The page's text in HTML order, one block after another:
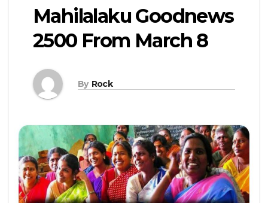
Mahilalaku Goodnews
2500 From March 8
By Rock